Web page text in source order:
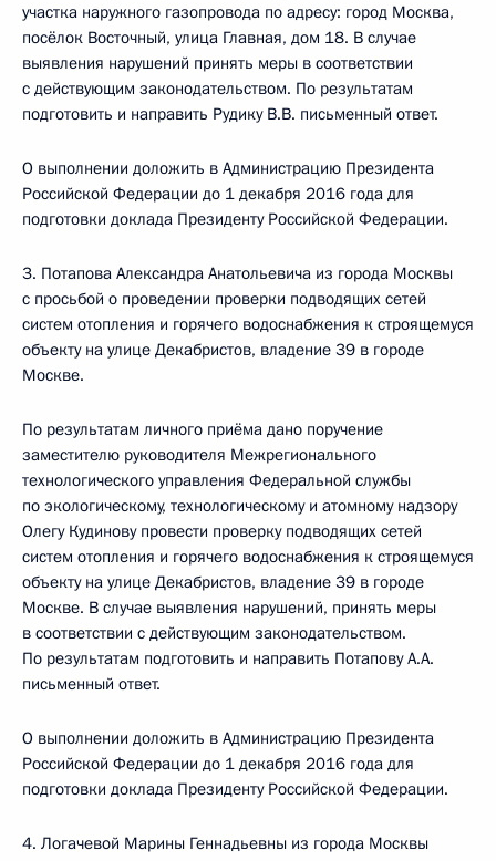
участка наружного газопровода по адресу: город Москва,
посёлок Восточный, улица Главная, дом 18. В случае
выявления нарушений принять меры в соответствии
с действующим законодательством. По результатам
подготовить и направить Рудику В.В. письменный ответ.
О выполнении доложить в Администрацию Президента
Российской Федерации до 1 декабря 2016 года для
подготовки доклада Президенту Российской Федерации.
3. Потапова Александра Анатольевича из города Москвы
с просьбой о проведении проверки подводящих сетей
систем отопления и горячего водоснабжения к строящемуся
объекту на улице Декабристов, владение 39 в городе
Москве.
По результатам личного приёма дано поручение
заместителю руководителя Межрегионального
технологического управления Федеральной службы
по экологическому, технологическому и атомному надзору
Олегу Кудинову провести проверку подводящих сетей
систем отопления и горячего водоснабжения к строящемуся
объекту на улице Декабристов, владение 39 в городе
Москве. В случае выявления нарушений, принять меры
в соответствии с действующим законодательством.
По результатам подготовить и направить Потапову А.А.
письменный ответ.
О выполнении доложить в Администрацию Президента
Российской Федерации до 1 декабря 2016 года для
подготовки доклада Президенту Российской Федерации.
4. Логачевой Марины Геннадьевны из города Москвы